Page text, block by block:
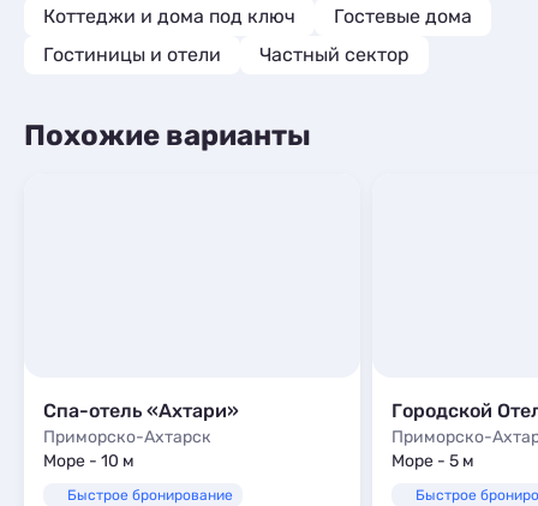
Коттеджи и дома под ключ
Гостевые дома
Гостиницы и отели
Частный сектор
Похожие варианты
Спа-отель «Ахтари»
Приморско-Ахтарск
Море - 10 м
Быстрое бронирование
Городской
Приморско-
Море - 5 м
Быстрое